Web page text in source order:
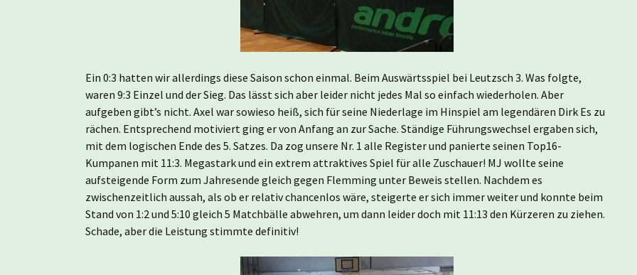
Ein 0:3 hatten wir allerdings diese Saison schon einmal. Beim Auswärtsspiel bei Leutzsch 3. Was folgte,
waren 9:3 Einzel und der Sieg. Das lässt sich aber leider nicht jedes Mal so einfach wiederholen. Aber
aufgeben gibt’s nicht. Axel war sowieso heiß, sich für seine Niederlage im Hinspiel am legendären Dirk Es zu
rächen. Entsprechend motiviert ging er von Anfang an zur Sache. Ständige Führungswechsel ergaben sich,
mit dem logischen Ende des 5. Satzes. Da zog unsere Nr. 1 alle Register und panierte seinen Top16-
Kumpanen mit 11:3. Megastark und ein extrem attraktives Spiel für alle Zuschauer! MJ wollte seine
aufsteigende Form zum Jahresende gleich gegen Flemming unter Beweis stellen. Nachdem es
zwischenzeitlich aussah, als ob er relativ chancenlos wäre, steigerte er sich immer weiter und konnte beim
Stand von 1:2 und 5:10 gleich 5 Matchbälle abwehren, um dann leider doch mit 11:13 den Kürzeren zu ziehen.
Schade, aber die Leistung stimmte definitiv!